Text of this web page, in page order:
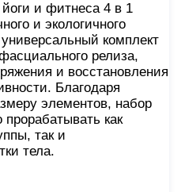
и фитнеса 4 в 1
и экологичного
комплект
релиза,
и восстановления
Благодаря
элементов, набор
как
так и
тела.